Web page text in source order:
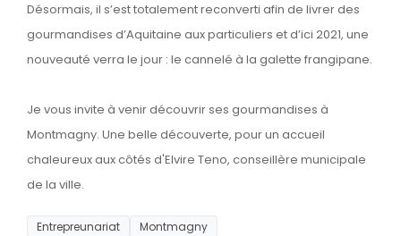
Désormais, il s’est totalement reconverti afin de livrer des
gourmandises d’Aquitaine aux particuliers et d’ici 2021, une
nouveauté verra le jour : le cannelé à la galette frangipane.
Je vous invite à venir découvrir ses gourmandises à
Montmagny. Une belle découverte, pour un accueil
chaleureux aux côtés d'Elvire Teno, conseillère municipale
de la ville.
Entrepreunariat Montmagny